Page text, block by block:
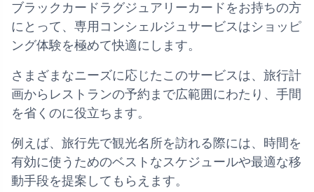
ブラックカードラグジュアリーカードをお持ちの方
にとって、専用コンシェルジュサービスはショッピ
ング体験を極めて快適にします。
さまざまなニーズに応じたこのサービスは、旅行計
画からレストランの予約まで広範囲にわたり、手間
を省くのに役立ちます。
例えば、旅行先で観光名所を訪れる際には、時間を
有効に使うためのベストなスケジュールや最適な移
動手段を提案してもらえます。